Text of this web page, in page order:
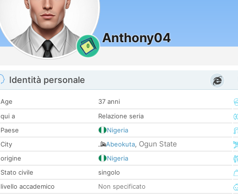
0
Anthony04
Identità personale
Age
37 anni
qui a
Relazione seria
Paese
Nigeria
City
Abeokuta, Ogun State
origine
Nigeria
Stato civile
singolo
livello accademico
Non specificato